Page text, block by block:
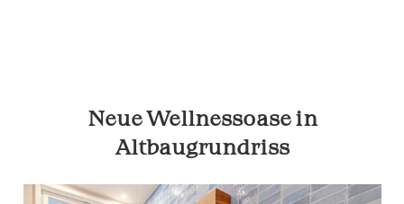
Neue Wellnessoase in
Altbaugrundriss